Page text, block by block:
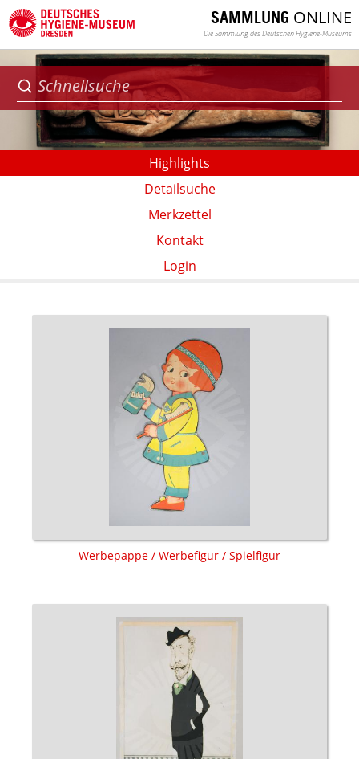
SAMMLUNG ONLINE
Die Sammlung des Deutschen Hygiene-Museums
Highlights
Detailsuche
Merkzettel
Kontakt
Login
Werbepappe / Werbefigur / Spielfigur